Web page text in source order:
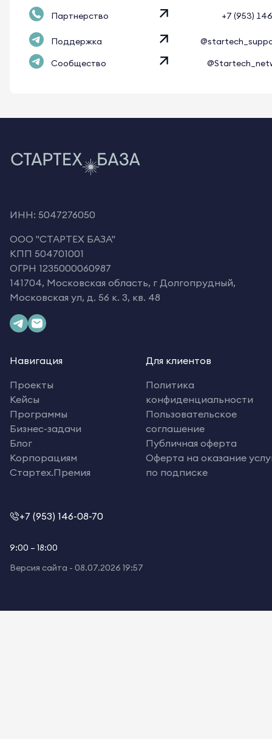
Партнерство +7 (953)
Поддержка
Сообщество
ИНН: 5047276050
OOO "СТАРТЕХ БАЗА"
КПП 504701001
ОГРН 1235000060987
141704, Московская область, г Долгопрудный,
Московская ул, д. 56 к. 3, кв. 48
Навигация
Проекты
Кейсы
Программы
Бизнес-задачи
Блог
Корпорациям
Стартех.Премия
Для клиентов
Политика
конфиденциальности
Пользовательское
соглашение
Публичная оферта
Оферта на оказание
по подписке
+7 (953) 146-08-70
9:00 – 18:00
Версия сайта - 08.07.2026 19:57